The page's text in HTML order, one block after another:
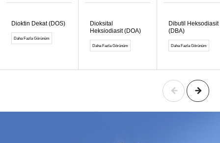
Dioktin Dekat (DOS)
Daha Fazla Görünüm
Dioksital
Heksiodiasit (DOA)
Daha Fazla Görünüm
Dibutil Heksodiasit
(DBA)
Daha Fazla Görünüm